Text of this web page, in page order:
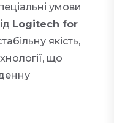
умови
Logitech for
якість,
що